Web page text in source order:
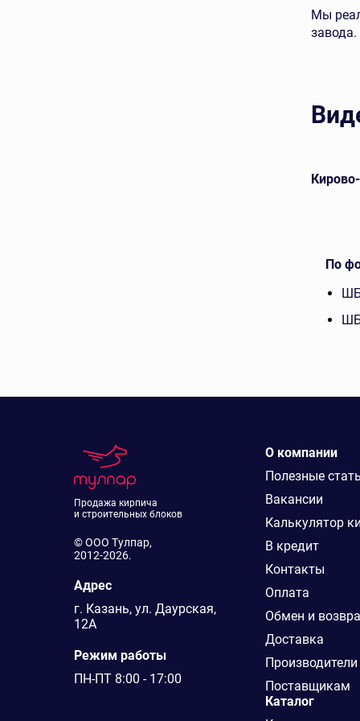
Мы
По
Продажа кирпича
и строительных блоков
© ООО Тулпар,
2012-2026.
Адрес
г. Казань, ул. Даурская,
12А
Режим работы
ПН-ПТ 8:00 - 17:00
О компании
Полезные
Вакансии
Калькулятор
В кредит
Контакты
Оплата
Обмен и
Доставка
Производители
Поставщикам
Каталог